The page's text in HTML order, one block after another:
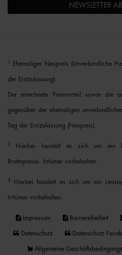
NEWSLETTER
Ehemaliger Neupreis (Unverbindliche
der Erstzulassung).
Der errechnete Preisvorteil sowie die
gegenüber der ehemaligen
Tag der Erstzulassung (Neupreis).
2 Hierbei handelt es sich um ein
Bruttopreise. Irrtümer vorbehalten.
3 Hierbei handelt es sich um ein
Irrtümer vorbehalten.
Impressum Barrierefreiheit
Datenschutz Datenschutz
Allgemeine